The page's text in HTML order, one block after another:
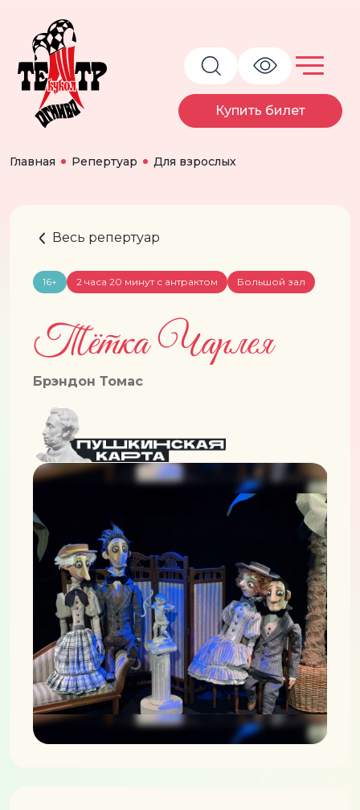
Купить билет
Главная Репертуар Для взрослых
Весь репертуар
16+ 2 часа 20 минут с антрактом Большой зал
Тётка Чарлея
Брэндон Томас